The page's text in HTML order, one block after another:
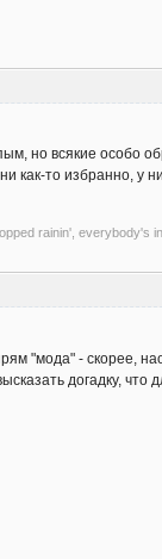
но всякие особо
как-то избранно, у
rainin', everybody's
"мода" - скорее,
догадку,